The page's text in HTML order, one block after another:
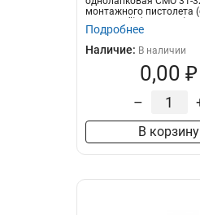
монтажного пистолета
отверстий) (50 шт/уп)...
Подробнее
Наличие: В наличии
0,00 ₽
–
В корзину